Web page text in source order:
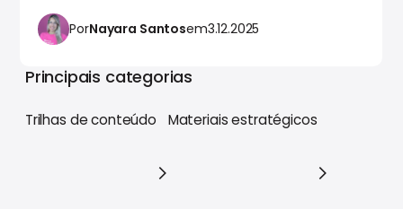
PorNayara Santosem3.12.2025
Principais categorias
Trilhas de conteúdo Materiais estratégicos